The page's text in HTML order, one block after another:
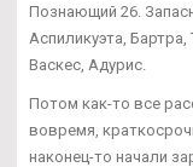
Познающий 26.
Аспиликуэта,
Васкес, Адурис.
Потом как-то все
вовремя,
наконец-то начали